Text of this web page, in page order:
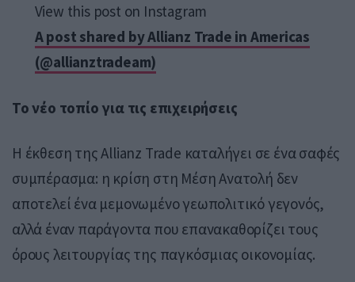
View this post on Instagram
A post shared by Allianz Trade in Americas
(@allianztradeam)
Το νέο τοπίο για τις επιχειρήσεις
Η έκθεση της Allianz Trade καταλήγει σε ένα σαφές
συμπέρασμα: η κρίση στη Μέση Ανατολή δεν
αποτελεί ένα μεμονωμένο γεωπολιτικό γεγονός,
αλλά έναν παράγοντα που επανακαθορίζει τους
όρους λειτουργίας της παγκόσμιας οικονομίας.